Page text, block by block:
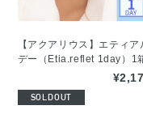
【アクアリウス】エティア
デー（Etia.reflet 1day）1
SOLDOUT